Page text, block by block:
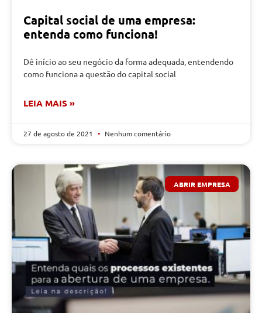
Capital social de uma empresa:
entenda como funciona!
Dê início ao seu negócio da forma adequada, entendendo
como funciona a questão do capital social
LEIA MAIS »
27 de agosto de 2021 Nenhum comentário
ABRIR EMPRESA